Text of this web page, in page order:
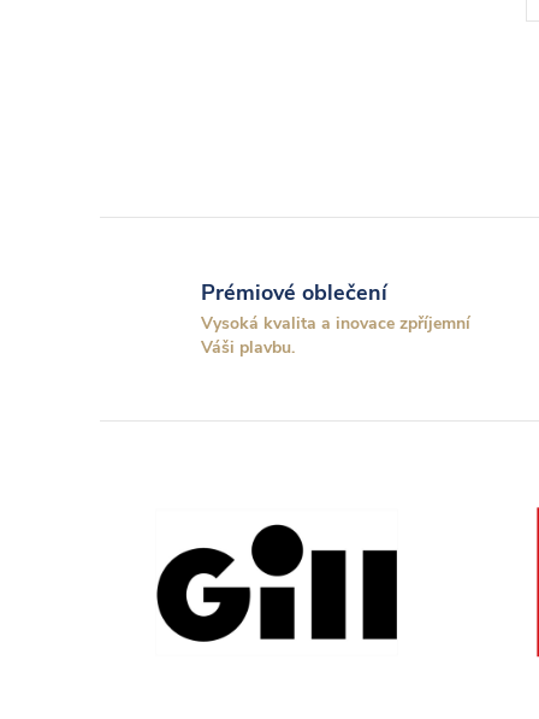
l
Prémiové oblečení
Vysoká kvalita a inovace zpříjemní
Váši plavbu.